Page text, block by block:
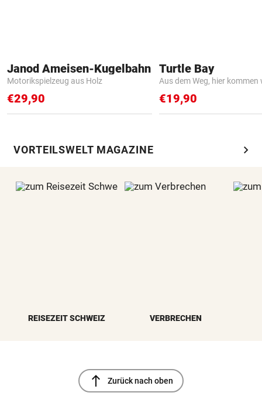
Janod Ameisen-Kugelbahn
Motorikspielzeug aus Holz
€29,90
Turtle Bay
Aus dem Weg, hier kommen
€19,90
VORTEILSWELT MAGAZINE chevron_right
REISEZEIT SCHWEIZ VERBRECHEN
north Zurück nach oben